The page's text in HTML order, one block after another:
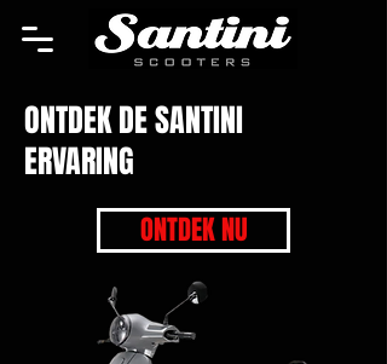
ONTDEK DE SANTINI
ERVARING
ONTDEK NU